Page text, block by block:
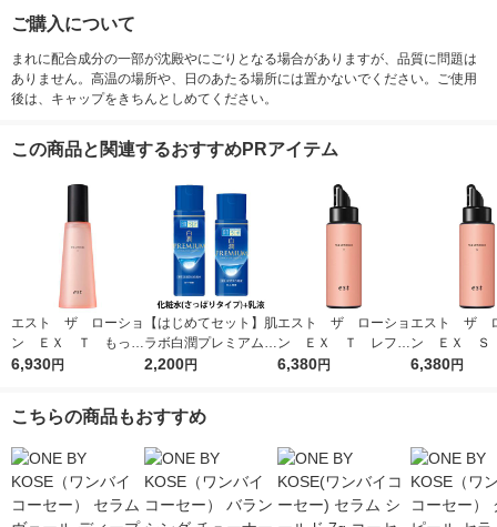
ご購入について
まれに配合成分の一部が沈殿やにごりとなる場合がありますが、品質に問題は
ありません。高温の場所や、日のあたる場所には置かないでください。ご使用
後は、キャップをきちんとしめてください。
この商品と関連するおすすめPRアイテム
エスト ザ ローショ
ン ＥＸ Ｔ もっち
りハリ弾力のある肌に
6,930円
【はじめてセット】肌
ラボ白潤プレミアム薬
用浸透美白化粧水＋乳
2,200円
エスト ザ ローショ
ン ＥＸ Ｔ レフィ
ル もっちりハリ弾力
6,380円
エスト ザ
ン ＥＸ Ｓ
ル うるおっ
6,380円
こちらの商品もおすすめ